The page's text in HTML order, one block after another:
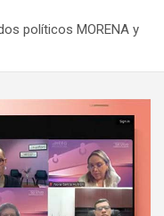
políticos MORENA y